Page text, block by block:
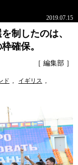
2019.07.15
制したのは、
確保。
［ 編集部 ］
ド , イギリス ,